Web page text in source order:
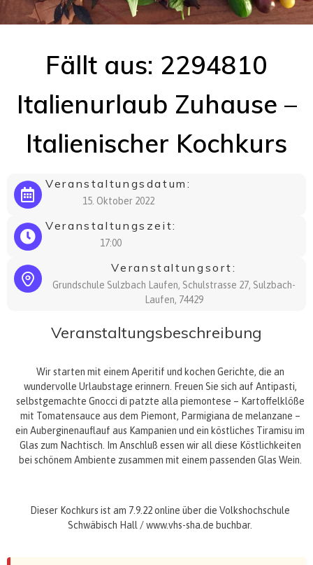
Fällt aus: 2294810
Italienurlaub Zuhause –
Italienischer Kochkurs
Veranstaltungsdatum:
15. Oktober 2022
Veranstaltungszeit:
17:00
Veranstaltungsort:
Grundschule Sulzbach Laufen, Schulstrasse 27, Sulzbach-
Laufen, 74429
Veranstaltungsbeschreibung
Wir starten mit einem Aperitif und kochen Gerichte, die an
wundervolle Urlaubstage erinnern. Freuen Sie sich auf Antipasti,
selbstgemachte Gnocci di patzte alla piemontese – Kartoffelklöße
mit Tomatensauce aus dem Piemont, Parmigiana de melanzane –
ein Auberginenauflauf aus Kampanien und ein köstliches Tiramisu im
Glas zum Nachtisch. Im Anschluß essen wir all diese Köstlichkeiten
bei schönem Ambiente zusammen mit einem passenden Glas Wein.
Dieser Kochkurs ist am 7.9.22 online über die Volkshochschule
Schwäbisch Hall / www.vhs-sha.de buchbar.